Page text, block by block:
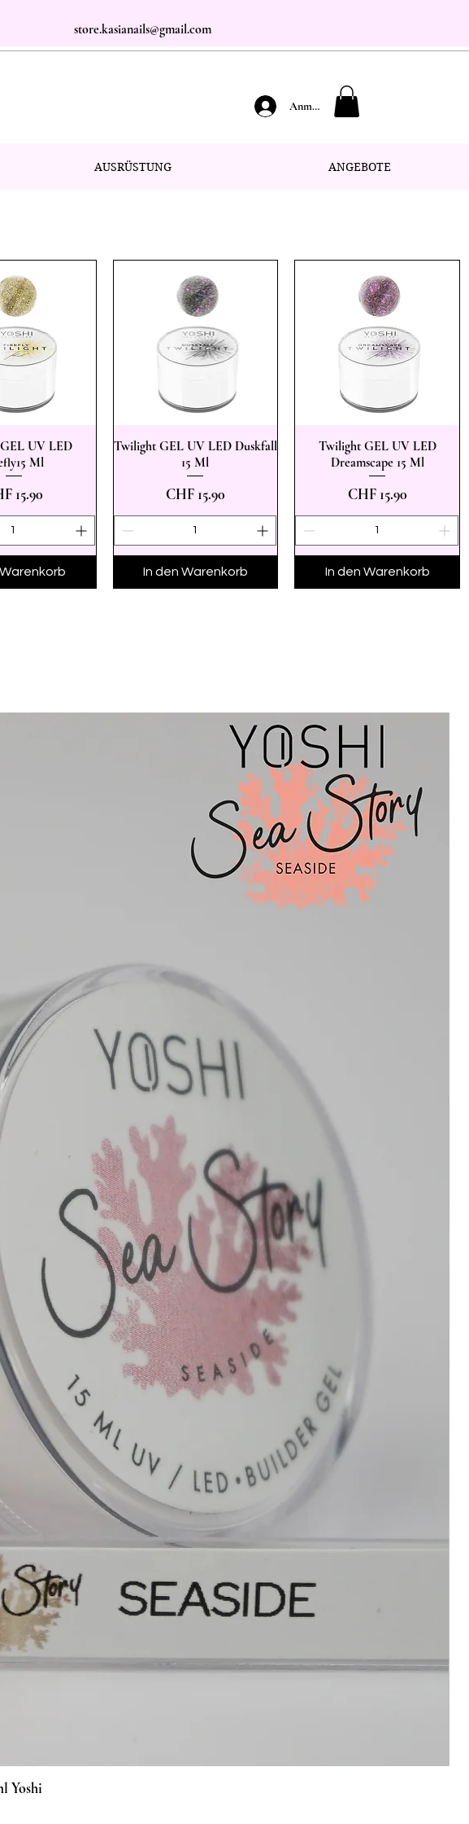
store.kasianails@gmail.com
Anmelden
AUSRÜSTUNG ANGEBOTE
UV LED
Ml
15.90
Schnellansicht
Twilight GEL UV LED Duskfall
15 Ml
Preis
CHF 15.90
In den Warenkorb
Schnellansicht
Twilight GEL UV LED
Dreamscape 15 Ml
Preis
CHF 15.90
In den Warenkorb
Yoshi